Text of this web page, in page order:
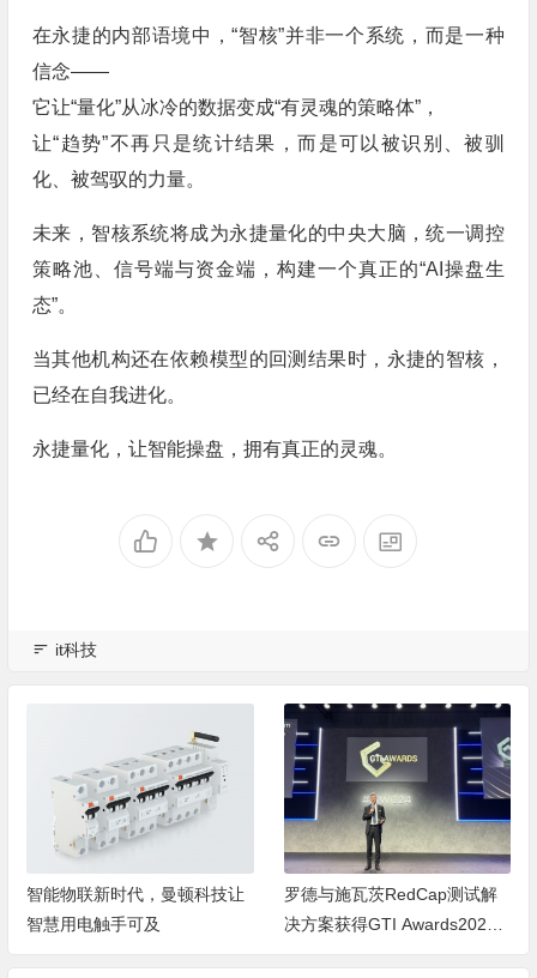
在永捷的内部语境中，“智核”并非一个系统，而是一种
信念——
它让“量化”从冰冷的数据变成“有灵魂的策略体”，
让“趋势”不再只是统计结果，而是可以被识别、被驯
化、被驾驭的力量。
未来，智核系统将成为永捷量化的中央大脑，统一调控
策略池、信号端与资金端，构建一个真正的“AI操盘生
态”。
当其他机构还在依赖模型的回测结果时，永捷的智核，
已经在自我进化。
永捷量化，让智能操盘，拥有真正的灵魂。
it科技
智能物联新时代，曼顿科技让
智慧用电触手可及
罗德与施瓦茨RedCap测试解
决方案获得GTI Awards2024
大奖